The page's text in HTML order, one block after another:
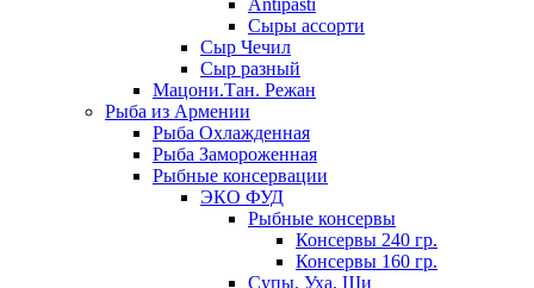
Antipasti
Сыры ассорти
Сыр Чечил
Сыр разный
Мацони.Тан. Режан
Рыба из Армении
Рыба Охлажденная
Рыба Замороженная
Рыбные консервации
ЭКО ФУД
Рыбные консервы
Консервы 240 гр.
Консервы 160 гр.
Супы. Уха. Щи